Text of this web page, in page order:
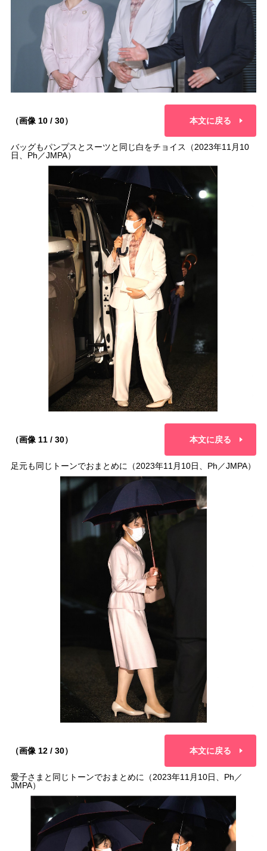
（画像 10 / 30） 本文に戻る
バッグもパンプスとスーツと同じ白をチョイス（2023年11月10
日、Ph／JMPA）
（画像 11 / 30） 本文に戻る
足元も同じトーンでおまとめに（2023年11月10日、Ph／JMPA）
（画像 12 / 30） 本文に戻る
愛子さまと同じトーンでおまとめに（2023年11月10日、Ph／
JMPA）